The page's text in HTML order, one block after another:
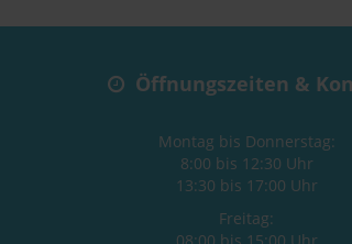
Öffnungszeiten &
Montag bis Donnerstag:
8:00 bis 12:30 Uhr
13:30 bis 17:00 Uhr
Freitag: